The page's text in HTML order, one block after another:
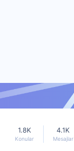
1.8K
Konular
4.1K
Mesajlar